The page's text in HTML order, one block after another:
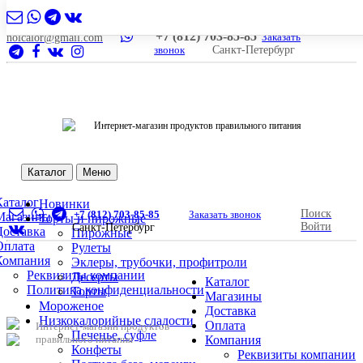
nolcalor@gmail.com +7 (812) 703-85-85 Заказать
звонок
Санкт-Петербург
Интернет-магазин продуктов правильного питания
Каталог Меню
Реквизиты компании
Политика конфиденциальности
Новинки
Торты и пирожные
Пирожные
Рулеты
Эклеры, трубочки, профитроли
Десерты
Торты
Мороженое
Низкокалорийные сладости
Печенье, суфле
Конфеты
+7 (812) 703-85-85
Заказать звонок
Санкт-Петербург
Поиск
Войти
Интернет-магазин продуктов
правильного питания
Каталог
Магазины
Доставка
Оплата
Компания
Реквизиты компании